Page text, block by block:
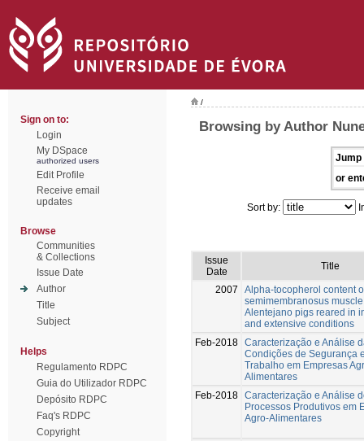
Sign on to:
Login
My DSpace
authorized users
Edit Profile
Receive email
updates
Browse
Communities
& Collections
Issue Date
Author
Title
Subject
Helps
Regulamento RDPC
Guia do Utilizador RDPC
Depósito RDPC
Faq's RDPC
Copyright
/
Browsing by Author
Jump
or
Sort by:
Issue
Date
Title
2007
Alpha-tocopherol content
semimembranosus
Alentejano pigs reared in
and extensive conditions
Feb-2018 Caracterização e Análise
Condições de Segurança
Trabalho em Empresas
Alimentares
Feb-2018 Caracterização e Análise
Processos Produtivos em
Agro-Alimentares